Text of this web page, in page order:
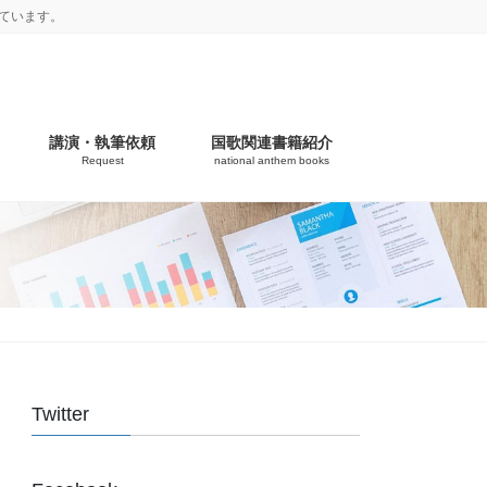
います。
講演・執筆依頼
Request
国歌関連書籍紹介
national anthem books
Twitter